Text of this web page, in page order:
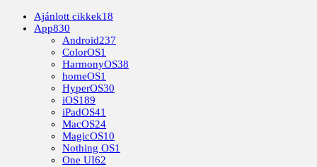
Ajánlott cikkek18
App830
Android237
ColorOS1
HarmonyOS38
homeOS1
HyperOS30
iOS189
iPadOS41
MacOS24
MagicOS10
Nothing OS1
One UI62